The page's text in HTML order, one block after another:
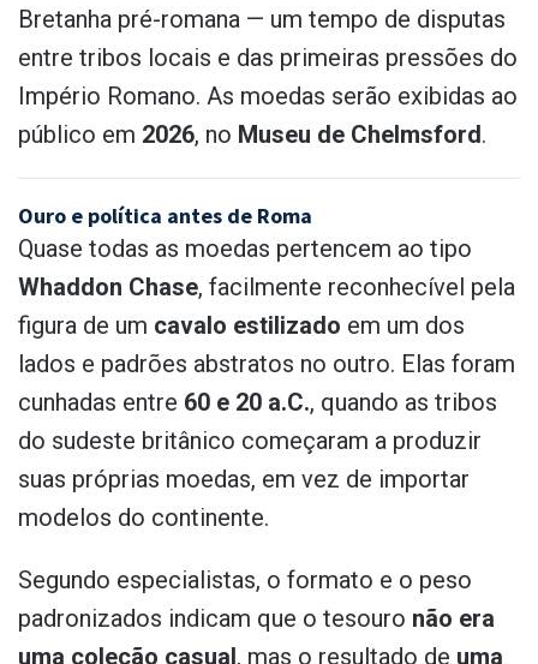
Bretanha pré-romana — um tempo de disputas
entre tribos locais e das primeiras pressões do
Império Romano. As moedas serão exibidas ao
público em 2026, no Museu de Chelmsford.
Ouro e política antes de Roma
Quase todas as moedas pertencem ao tipo
Whaddon Chase, facilmente reconhecível pela
figura de um cavalo estilizado em um dos
lados e padrões abstratos no outro. Elas foram
cunhadas entre 60 e 20 a.C., quando as tribos
do sudeste britânico começaram a produzir
suas próprias moedas, em vez de importar
modelos do continente.
Segundo especialistas, o formato e o peso
padronizados indicam que o tesouro não era
uma coleção casual, mas o resultado de uma